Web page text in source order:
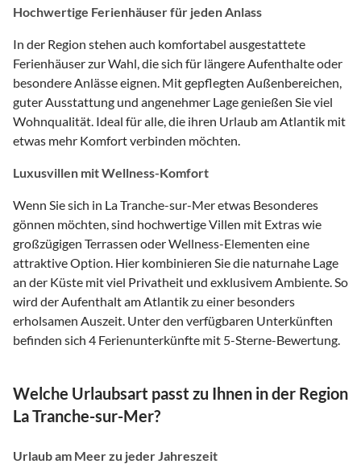
Hochwertige Ferienhäuser für jeden Anlass
In der Region stehen auch komfortabel ausgestattete
Ferienhäuser zur Wahl, die sich für längere Aufenthalte oder
besondere Anlässe eignen. Mit gepflegten Außenbereichen,
guter Ausstattung und angenehmer Lage genießen Sie viel
Wohnqualität. Ideal für alle, die ihren Urlaub am Atlantik mit
etwas mehr Komfort verbinden möchten.
Luxusvillen mit Wellness-Komfort
Wenn Sie sich in La Tranche-sur-Mer etwas Besonderes
gönnen möchten, sind hochwertige Villen mit Extras wie
großzügigen Terrassen oder Wellness-Elementen eine
attraktive Option. Hier kombinieren Sie die naturnahe Lage
an der Küste mit viel Privatheit und exklusivem Ambiente. So
wird der Aufenthalt am Atlantik zu einer besonders
erholsamen Auszeit. Unter den verfügbaren Unterkünften
befinden sich 4 Ferienunterkünfte mit 5-Sterne-Bewertung.
Welche Urlaubsart passt zu Ihnen in der Region
La Tranche-sur-Mer?
Urlaub am Meer zu jeder Jahreszeit